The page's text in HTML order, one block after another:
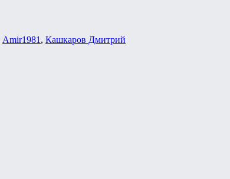
Amir1981 , Кашкаров Дмитрий